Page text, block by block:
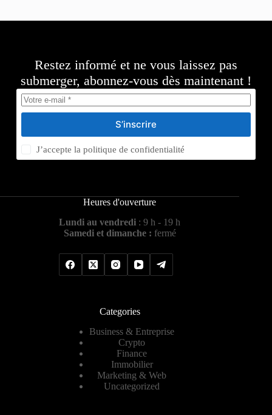
Restez informé et ne vous laissez pas
submerger, abonnez-vous dès maintenant !
S’inscrire
J’accepte lapolitique de confidentialité
Heures d'ouverture
Lundi au vendredi : 9 h - 19 h
Samedi et dimanche : fermé
Categories
Business & Entreprise
Crypto
Finance
Immobilier
Marketing & Web
Uncategorized